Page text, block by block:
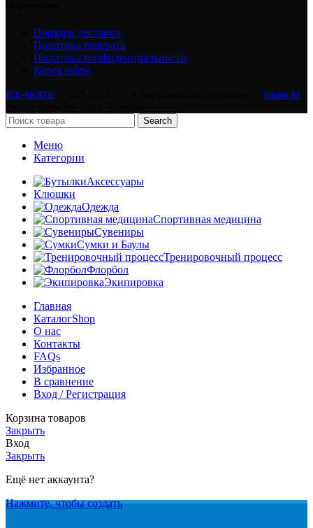
Порядок доставки
Политика возврата
Политика конфиденциальности
Карта сайта
ICE-SKATE
Studio AI
Search
Меню
Категории
Аксессуары
Клюшки
Одежда
Спортивная медицина
Сувениры
Сумки и Баулы
Тренировочный процесс
Флорбол
Экипировка
Главная
КаталогShop
О нас
Контакты
FAQs
Избранное
В сравнение
Вход / Регистрация
Корзина товаров
Закрыть
Вход
Закрыть
Ещё нет аккаунта?
Нажмите, чтобы создать